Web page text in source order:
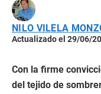
NILO VILELA
Actualizado el 29/06/
Con la firme
del tejido de